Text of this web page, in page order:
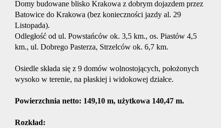
Domy
Działki
Domy budowane blisko Krakowa z dobrym dojazdem przez
Batowice do Krakowa (bez konieczności jazdy al. 29
Listopada).
Odległość od ul. Powstańców ok. 3,5 km., os. Piastów 4,5
km., ul. Dobrego Pasterza, Strzelców ok. 6,7 km.
Osiedle składa się z 9 domów wolnostojących, położonych
wysoko w terenie, na płaskiej i widokowej działce.
Powierzchnia netto: 149,10 m, użytkowa 140,47 m.
Rozkład: